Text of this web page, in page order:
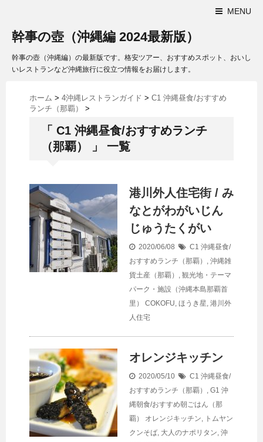
MENU
幹事の壺（沖縄編 2024最新版）
幹事の壺（沖縄編）の最新版です。格安ツアー、おすすめスポット、おいし
いレストランなど沖縄旅行に役立つ情報をお届けします。
ホーム > 4沖縄レストランガイド > C1 沖縄昼食/おすすめ
ランチ（那覇）
>
「 C1 沖縄昼食/おすすめランチ
（那覇） 」 一覧
港川外人住宅街 / み
なとがわがいじん
じゅうたくがい
2020/06/08
C1 沖縄昼食/
おすすめランチ（那覇） , 沖縄雑
貨土産（那覇） , 観光地・テーマ
パーク・施設（沖縄本島那覇首
里）
COKOFU, ほうき星, 港川外
人住宅
オレンジキッチン
2020/05/10
C1 沖縄昼食/
おすすめランチ（那覇） , G1 沖
縄朝食/おすすめ朝ごはん（那
覇）
オレンジキッチン, トムヤン
クンそば, 大人のナポリタン, 沖